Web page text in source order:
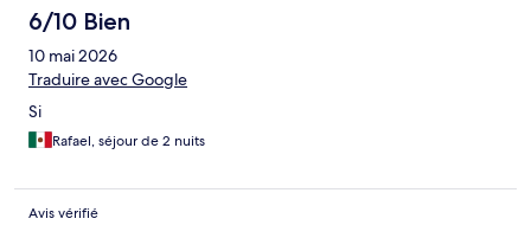
6/10 Bien
10 mai 2026
Traduire avec Google
Si
Rafael, séjour de 2 nuits
Avis vérifié